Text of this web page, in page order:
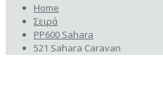
Home
Σειρά
PP600 Sahara
521 Sahara Caravan